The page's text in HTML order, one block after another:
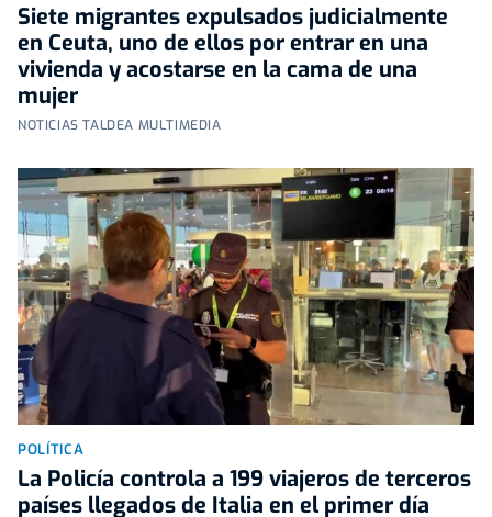
Siete migrantes expulsados judicialmente
en Ceuta, uno de ellos por entrar en una
vivienda y acostarse en la cama de una
mujer
NOTICIAS TALDEA MULTIMEDIA
POLÍTICA
La Policía controla a 199 viajeros de terceros
países llegados de Italia en el primer día